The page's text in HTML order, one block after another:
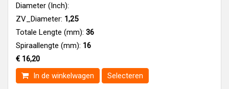
Diameter (Inch):
ZV_Diameter: 1,25
Totale Lengte (mm): 36
Spiraallengte (mm): 16
€ 16,20
In de winkelwagen
Selecteren